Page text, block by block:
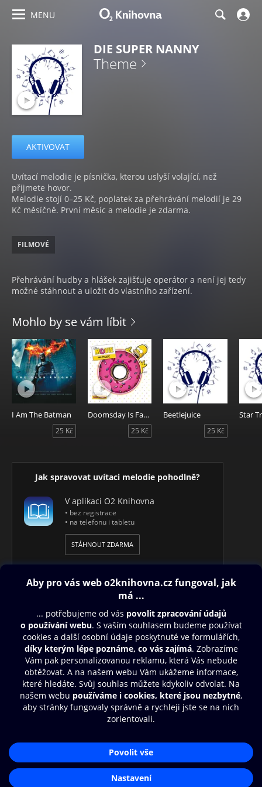
MENU
DIE SUPER NANNY
Theme
AKTIVOVAT
Uvítací melodie je písnička, kterou uslyší volající, než
přijmete hovor.
Melodie stojí 0–25 Kč, poplatek za přehrávání melodií je 29
Kč měsíčně. První měsíc a melodie je zdarma.
FILMOVÉ
Přehrávání hudby a hlášek zajišťuje operátor a není jej tedy
možné stáhnout a uložit do vlastního zařízení.
Mohlo by se vám líbit
I Am The Batman
25 Kč
Doomsday Is Family Time
25 Kč
Beetlejuice
25 Kč
Star
Jak spravovat uvítaci melodie pohodlně?
V aplikaci O2 Knihovna
• bez registrace
• na telefonu i tabletu
STÁHNOUT ZDARMA
Obsah ke stažení
Moje O2 Knihovna
Další zábava
© O2 Czech Republic a.s.
Zásady zpracování osobních údajůAplikace O2 Knihovna
Čti a poslouchej své e-knihy a